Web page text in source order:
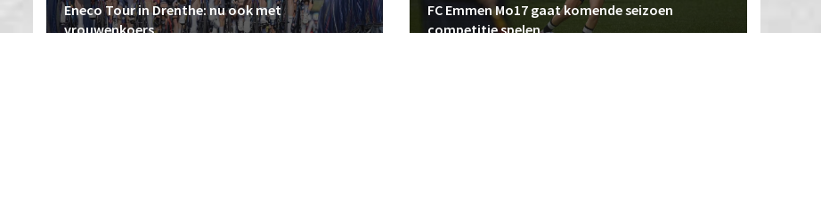
Eneco Tour in Drenthe: nu ook met
vrouwenkoers
FC Emmen Mo17 gaat komende seizoen
competitie spelen